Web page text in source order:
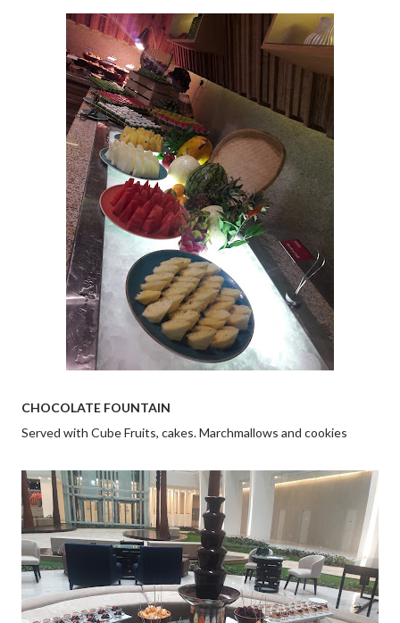
CHOCOLATE FOUNTAIN
Served with Cube Fruits, cakes. Marchmallows and cookies